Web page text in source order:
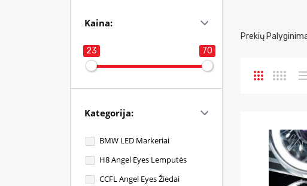
Kaina:
23 70
Kategorija:
BMW LED Markeriai
H8 Angel Eyes Lemputės
CCFL Angel Eyes Žiedai
Prekių